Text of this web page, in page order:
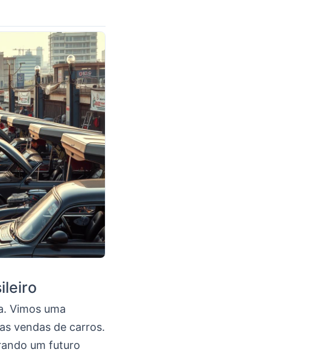
Vimos uma
vendas de carros.
um futuro